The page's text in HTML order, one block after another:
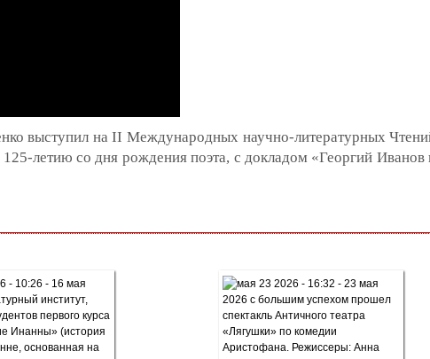
выступил на II Международных научно-литературных
летию со дня рождения поэта, с докладом «Георгий Иванов